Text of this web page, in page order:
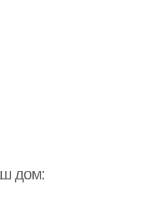
дом: